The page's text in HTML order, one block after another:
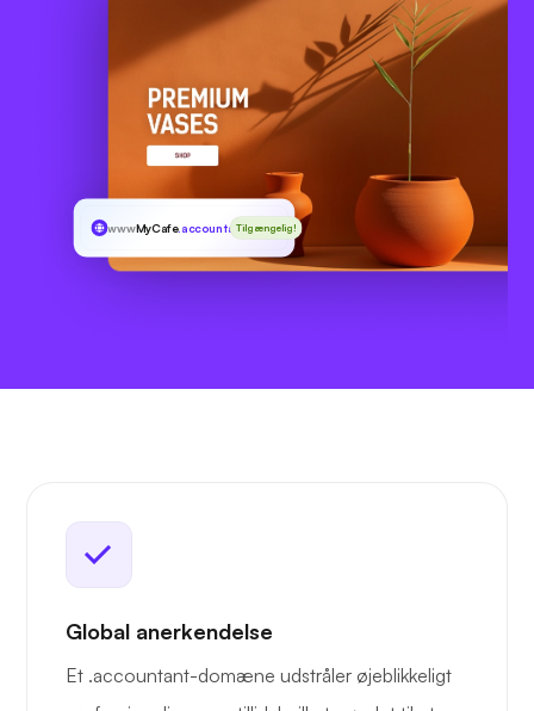
wwwMyCafe.accountantTilgængelig!
Global anerkendelse
Et .accountant-domæne udstråler øjeblikkeligt